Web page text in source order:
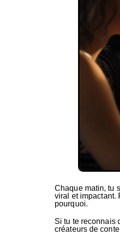
Chaque matin, tu
viral et impactant.
pourquoi.
Si tu te reconnais
créateurs de